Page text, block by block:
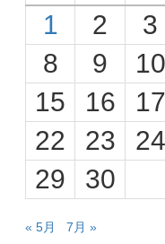
1 2 3
8
9 10
15
16 17
22
23 24
29
30
« 5月 7月 »